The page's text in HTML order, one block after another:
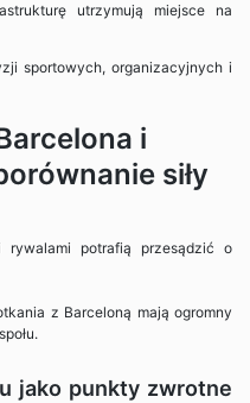
utrzymują miejsce na
sportowych, organizacyjnych i
i
siły
rywalami potrafią przesądzić o
z Barceloną mają ogromny
jako punkty zwrotne